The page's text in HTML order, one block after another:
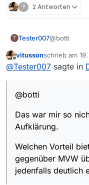
? 2 Antworten
T Tester007@botti
Das war mir
Aufklärung.
Offline
vitussonschrieb am
zuletzt editiert
@Tester007 sagte in
@botti
Das war mir so
Aufklärung.
Welchen Vorteil
gegenüber MVW
jedenfalls deutlich